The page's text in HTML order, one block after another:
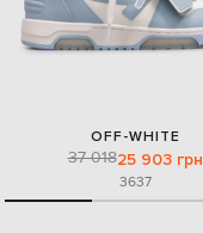
OFF-WHITE
37 01825 903 грн
3637